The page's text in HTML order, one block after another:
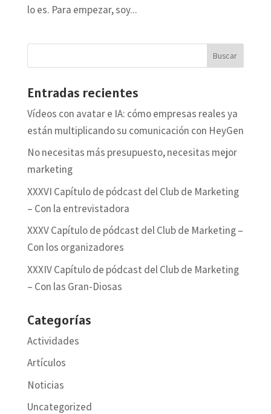
lo es. Para empezar, soy...
Entradas recientes
Vídeos con avatar e IA: cómo empresas reales ya
están multiplicando su comunicación con HeyGen
No necesitas más presupuesto, necesitas mejor
marketing
XXXVI Capítulo de pódcast del Club de Marketing
– Con la entrevistadora
XXXV Capítulo de pódcast del Club de Marketing –
Con los organizadores
XXXIV Capítulo de pódcast del Club de Marketing
– Con las Gran-Diosas
Categorías
Actividades
Artículos
Noticias
Uncategorized